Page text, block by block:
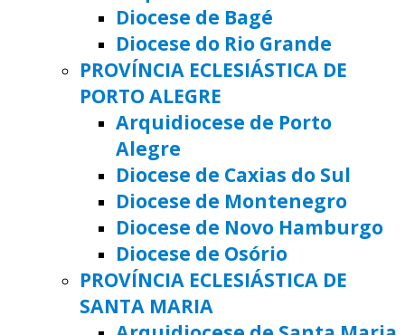
Diocese de Bagé
Diocese do Rio Grande
PROVÍNCIA ECLESIÁSTICA DE
PORTO ALEGRE
Arquidiocese de Porto
Alegre
Diocese de Caxias do Sul
Diocese de Montenegro
Diocese de Novo Hamburgo
Diocese de Osório
PROVÍNCIA ECLESIÁSTICA DE
SANTA MARIA